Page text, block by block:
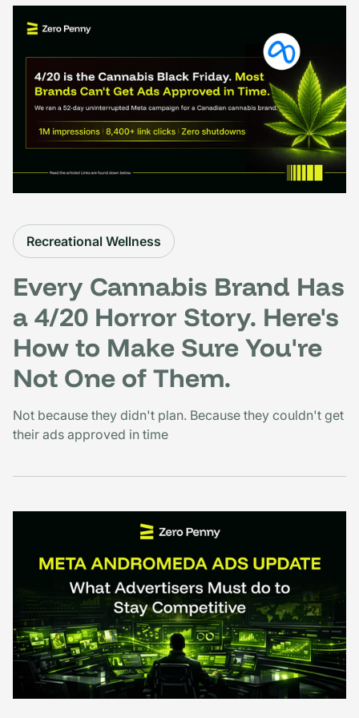
Recreational Wellness
Every Cannabis Brand Has
a 4/20 Horror Story. Here's
How to Make Sure You're
Not One of Them.
Not because they didn't plan. Because they couldn't get
their ads approved in time